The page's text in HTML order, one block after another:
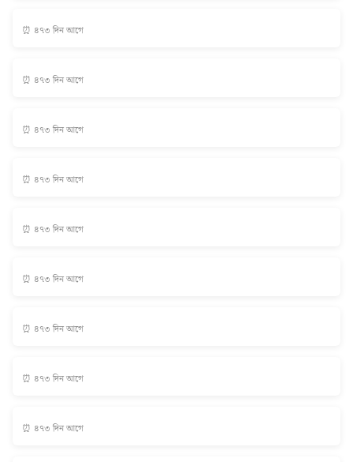
⏰ ৪৭৩ দিন আগে
⏰ ৪৭৩ দিন আগে
⏰ ৪৭৩ দিন আগে
⏰ ৪৭৩ দিন আগে
⏰ ৪৭৩ দিন আগে
⏰ ৪৭৩ দিন আগে
⏰ ৪৭৩ দিন আগে
⏰ ৪৭৩ দিন আগে
⏰ ৪৭৩ দিন আগে